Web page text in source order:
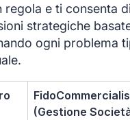
regola e ti consenta
strategiche
ogni problema
(Gestione